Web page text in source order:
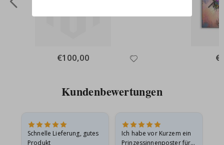
Special
Price
€100,00
Kundenbewertungen
Schnelle Lieferung, gutes
Produkt
Ich habe vor Kurzem ein
Prinzessinnenposter für